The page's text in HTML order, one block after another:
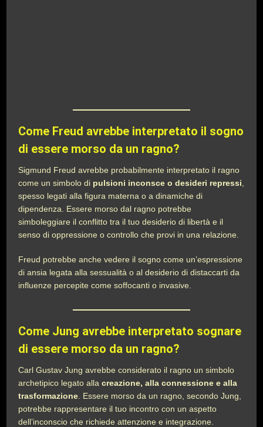
Come Freud avrebbe interpretato il sogno
di essere morso da un ragno?
Sigmund Freud avrebbe probabilmente interpretato il ragno
come un simbolo di pulsioni inconsce o desideri repressi
spesso legati alla figura materna o a dinamiche di
dipendenza. Essere morso dal ragno potrebbe
simboleggiare il conflitto tra il tuo desiderio di libertà e il
senso di oppressione o controllo che provi in una relazione.
Freud potrebbe anche vedere il sogno come un’espressione
di ansia legata alla sessualità o al desiderio di distaccarti da
influenze percepite come soffocanti o invasive.
Come Jung avrebbe interpretato sognare
di essere morso da un ragno?
Carl Gustav Jung avrebbe considerato il ragno un simbolo
archetipico legato allacreazione, alla connessione e alla
trasformazione . Essere morso da un ragno, secondo Jung,
potrebbe rappresentare il tuo incontro con un aspetto
dell’inconscio che richiede attenzione e integrazione.